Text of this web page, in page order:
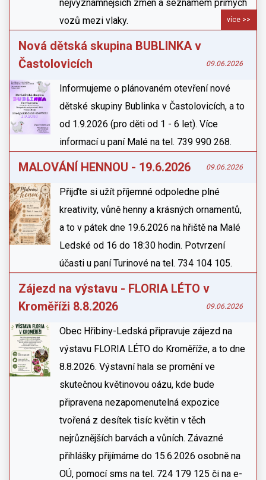
nejvýznamnějších změn a seznamem přímých
vozů mezi vlaky.
více >>
Nová dětská skupina BUBLINKA v
Častolovicích
09.06.2026
Informujeme o plánovaném otevření nové
dětské skupiny Bublinka v Častolovicích, a to
od 1.9.2026 (pro děti od 1 - 6 let). Více
informací u paní Malé na tel. 739 990 268.
MALOVÁNÍ HENNOU - 19.6.2026 09.06.2026
Přijďte si užít příjemné odpoledne plné
kreativity, vůně henny a krásných ornamentů,
a to v pátek dne 19.6.2026 na hřiště na Malé
Ledské od 16 do 18:30 hodin. Potvrzení
účasti u paní Turinové na tel. 734 104 105.
Zájezd na výstavu - FLORIA LÉTO v
Kroměříži 8.8.2026
09.06.2026
Obec Hřibiny-Ledská připravuje zájezd na
výstavu FLORIA LÉTO do Kroměříže, a to dne
8.8.2026. Výstavní hala se promění ve
skutečnou květinovou oázu, kde bude
připravena nezapomenutelná expozice
tvořená z desítek tisíc květin v těch
nejrůznějších barvách a vůních. Závazné
přihlášky přijímáme do 15.6.2026 osobně na
OÚ, pomocí sms na tel. 724 179 125 či na e-